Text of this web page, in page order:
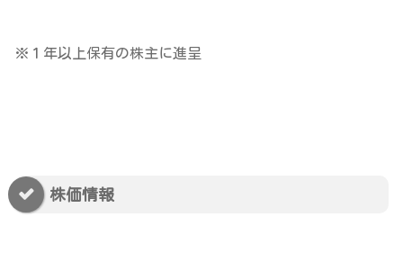
※１年以上保有の株主に進呈
株価情報